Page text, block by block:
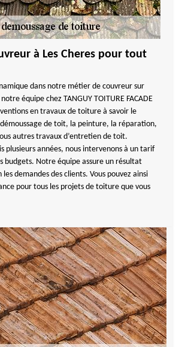
à Les Cheres pour tout
dans notre métier de couvreur sur
équipe chez TANGUY TOITURE FACADE
en travaux de toiture à savoir le
de toit, la peinture, la réparation,
autres travaux d’entretien de toit.
plusieurs années, nous intervenons à un tarif
budgets. Notre équipe assure un résultat
demandes des clients. Vous pouvez ainsi
pour tous les projets de toiture que vous